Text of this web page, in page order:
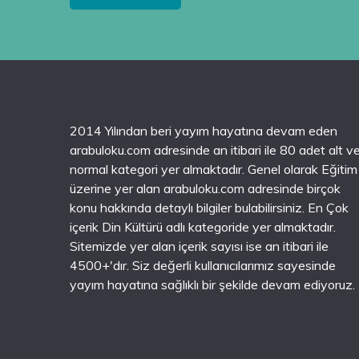
2014 Yılından beri yayım hayatına devam eden
arabuloku.com adresinde an itibari ile 80 adet alt
normal kategori yer almaktadır. Genel olarak Eğitim
üzerine yer alan arabuloku.com adresinde birçok
konu hakkında detaylı bilgiler bulabilirsiniz. En Çok
içerik Din Kültürü adlı kategoride yer almaktadır.
Sitemizde yer alan içerik sayısı ise an itibari ile
4500+'dır. Siz değerli kullanıcılarımız sayesinde
yayım hayatına sağlıklı bir şekilde devam ediyoruz.